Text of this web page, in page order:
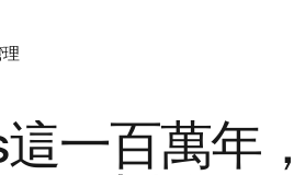
理
一百萬年